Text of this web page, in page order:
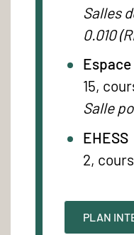
Salles
0.010
15,
Salle
EHESS
2,
PLAN